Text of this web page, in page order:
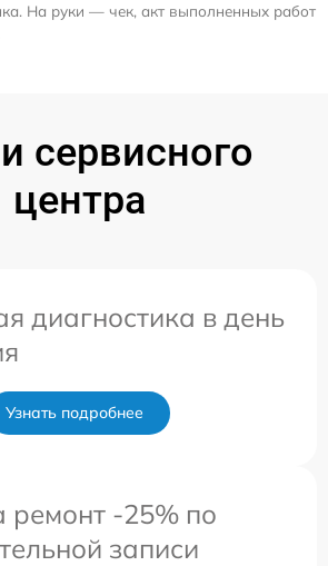
На руки — чек, акт выполненных работ
сервисного
центра
диагностика в день
Узнать подробнее
ремонт -25% по
записи